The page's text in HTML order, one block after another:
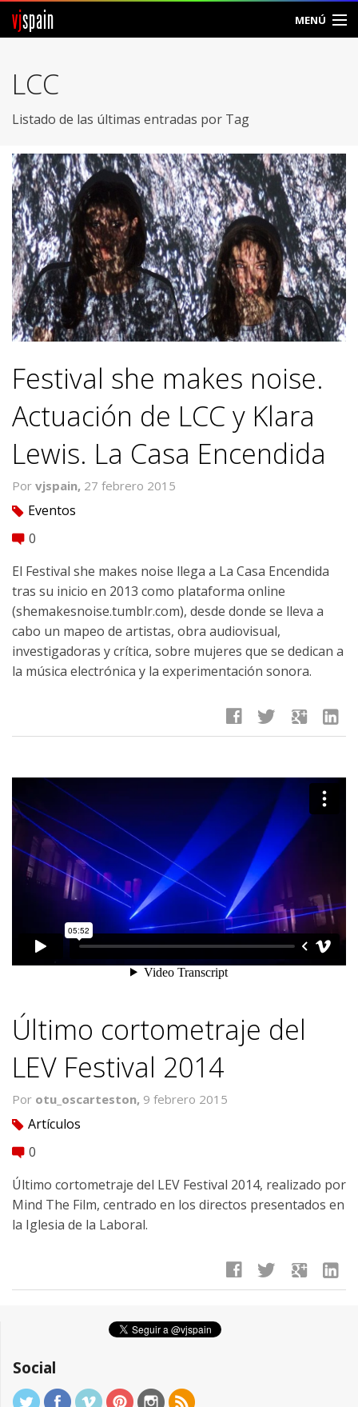
vjspain MENÚ
Foros
Vjspain
Ayuda
Contacto
Entrar
Crear Cuenta
LCC
Listado de las últimas entradas por Tag
Festival she makes noise.
Actuación de LCC y Klara
Lewis. La Casa Encendida
Por vjspain, 27 febrero 2015
tag Eventos
comment 0
El Festival she makes noise llega a La Casa Encendida
tras su inicio en 2013 como plataforma online
(shemakesnoise.tumblr.com), desde donde se lleva a
cabo un mapeo de artistas, obra audiovisual,
investigadoras y crítica, sobre mujeres que se dedican a
la música electrónica y la experimentación sonora.
facebook twitter google linkedin
Último cortometraje del
LEV Festival 2014
Por otu_oscarteston, 9 febrero 2015
tag Artículos
comment 0
Último cortometraje del LEV Festival 2014, realizado por
Mind The Film, centrado en los directos presentados en
la Iglesia de la Laboral.
facebook twitter google linkedin
Social